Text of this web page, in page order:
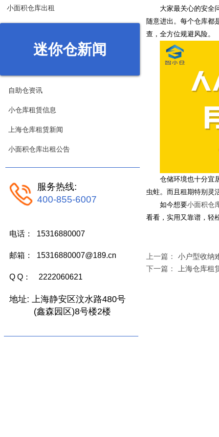
大家最关心的安全
随意进出。每个仓库都
查，全方位规避风险。
仓储环境也十分宜
虫蛀。而且租期特别灵
如今想要小面积仓
看看，实用又靠谱，轻
上一篇：
小户型收纳
下一篇：
上海仓库
小面积仓库出租
迷你仓新闻
自助仓资讯
小仓库租赁信息
上海仓库租赁新闻
小面积仓库出租公告
服务热线:
400-855-6007
电话： 15316880007
邮箱： 15316880007@189.cn
Q Q： 2222060621
地址: 上海静安区汶水路480号
(鑫森园区)8号楼2楼